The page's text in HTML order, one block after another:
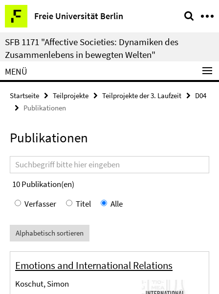
Springe
direkt
zu
Inhalt
Freie Universität Berlin
Service-
Navigation
SFB 1171 "Affective Societies: Dynamiken des
Zusammenlebens in bewegten Welten"
MENÜ
Startseite Teilprojekte Teilprojekte der 3. Laufzeit
D04
Publikationen
Publikationen
Suchbegriff
10Publikation(en)
Verfasser
Titel Alle
Alphabetisch sortieren
Emotions and International Relations
Koschut, Simon